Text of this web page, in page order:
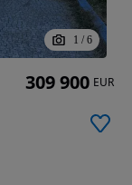
1 / 6
309 900 EUR